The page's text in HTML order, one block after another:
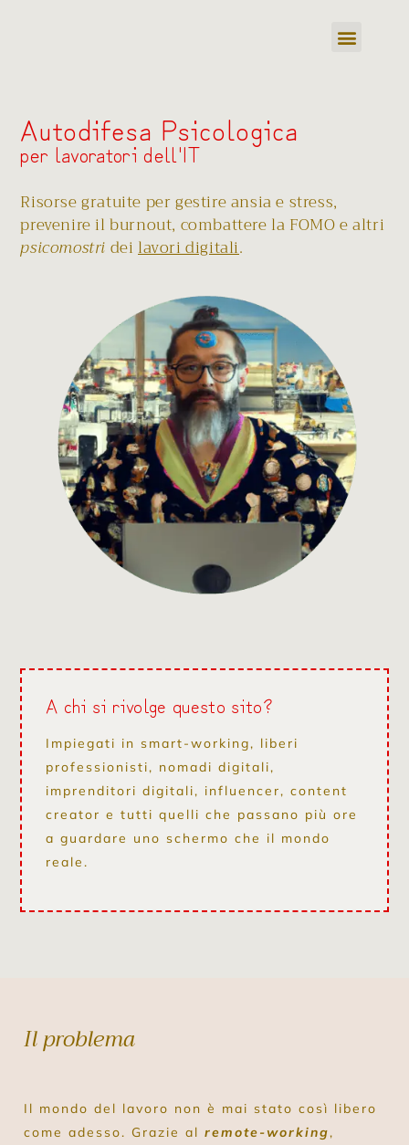
Autodifesa Psicologica
per lavoratori dell'IT
Risorse gratuite per gestire ansia e stress,
prevenire il burnout, combattere la FOMO e altri
psicomostri dei lavori digitali.
A chi si rivolge questo sito?
Impiegati in smart-working, liberi
professionisti, nomadi digitali,
imprenditori digitali, influencer, content
creator e tutti quelli che passano più ore
a guardare uno schermo che il mondo
reale.
Il problema
Il mondo del lavoro non è mai stato così libero
come adesso. Grazie al remote-working,